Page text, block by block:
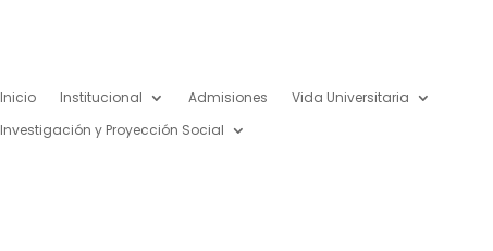
Inicio Institucional Admisiones
Vida Universitaria
Investigación y Proyección Social